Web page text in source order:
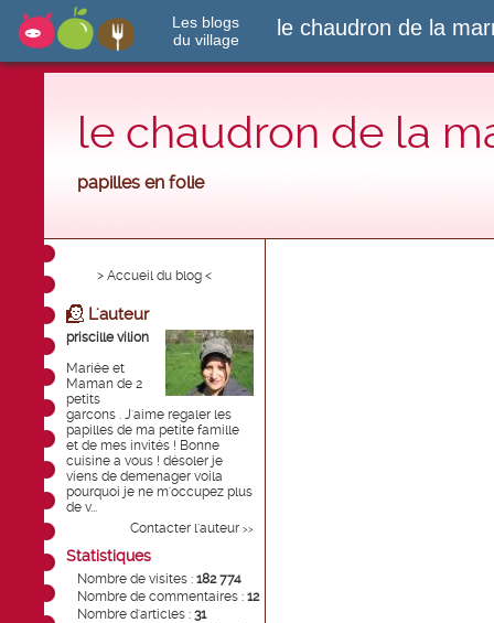
Les blogs
du village
le chaudron de la
le chaudron de la
papilles en folie
> Accueil du blog <
L'auteur
priscille vilion
Mariée et
Maman de 2
petits
garcons . J'aime regaler les
papilles de ma petite famille
et de mes invités ! Bonne
cuisine a vous ! désoler je
viens de demenager voila
pourquoi je ne m'occupez plus
de v...
Contacter l'auteur >>
Statistiques
Nombre de visites : 182 774
Nombre de commentaires : 12
Nombre d'articles : 31